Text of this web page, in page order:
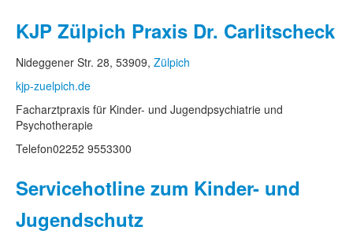
KJP Zülpich Praxis Dr. Carlitscheck
Nideggener Str. 28, 53909, Zülpich
kjp-zuelpich.de
Facharztpraxis für Kinder- und Jugendpsychiatrie und
Psychotherapie
Telefon02252 9553300
Servicehotline zum Kinder- und
Jugendschutz